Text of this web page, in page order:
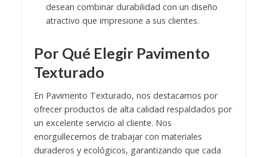
desean combinar durabilidad con un diseño
atractivo que impresione a sus clientes.
Por Qué Elegir Pavimento
Texturado
En Pavimento Texturado, nos destacamos por
ofrecer productos de alta calidad respaldados por
un excelente servicio al cliente. Nos
enorgullecemos de trabajar con materiales
duraderos y ecológicos, garantizando que cada